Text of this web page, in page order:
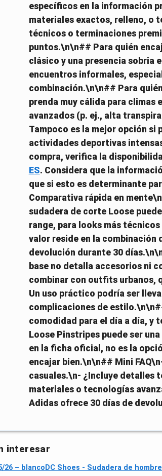
específicos en la información
materiales exactos, relleno, o
técnicos o terminaciones
puntos.\n\n## Para quién
clásico y una presencia sobria
encuentros informales,
combinación.\n\n## Para
prenda muy cálida para climas
avanzados (p. ej., alta
Tampoco es la mejor opción si
actividades deportivas
compra, verifica la
ES. Considera que la
que si esto es determinante
Comparativa rápida en
sudadera de corte Loose
range, para looks más
valor reside en la combinación
devolución durante 30
base no detalla accesorios ni
combinar con outfits urbanos,
Un uso práctico podría ser
complicaciones de
comodidad para el día a día, y
Loose Pinstripes puede ser
en la ficha oficial, no es la
encajar bien.\n\n## Mini
casuales.\n- ¿Incluye detalles
materiales o tecnologías
Adidas ofrece 30 días de
interesar
26 – blanco DC Shoes - Sudadera de